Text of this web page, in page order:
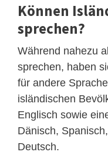
Können
sprechen?
Während nahezu
sprechen, haben
für andere
isländischen
Englisch sowie
Dänisch,
Deutsch.